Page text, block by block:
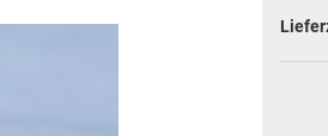
Konto